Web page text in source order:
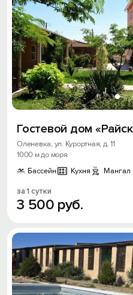
Гостевой дом
Оленевка, ул. Курортная, д. 11
1000 м до моря
Бассейн
Кухня Мангал
за 1 сутки
3 500 руб.